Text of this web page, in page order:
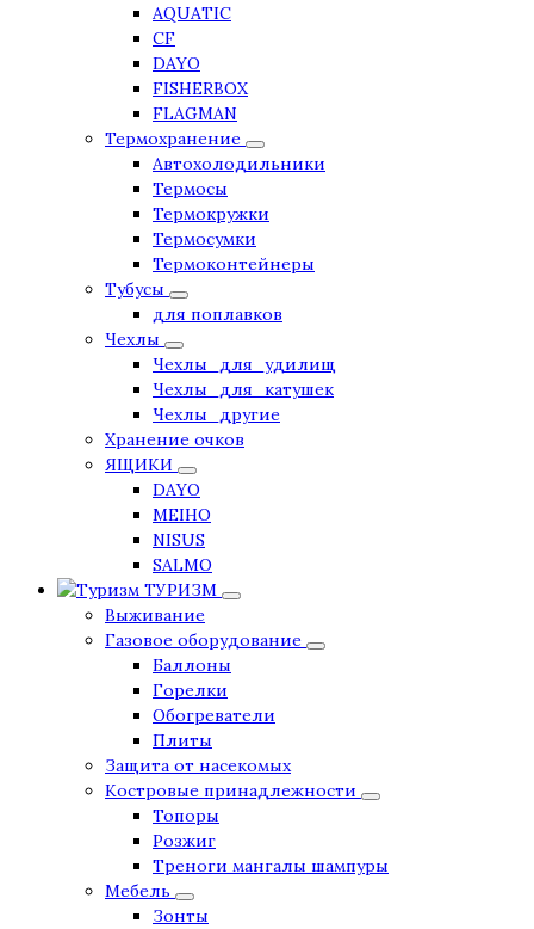
AQUATIC
CF
DAYO
FISHERBOX
FLAGMAN
Термохранение
Автохолодильники
Термосы
Термокружки
Термосумки
Термоконтейнеры
Тубусы
для поплавков
Чехлы
Чехлы_для_удилищ
Чехлы_для_катушек
Чехлы_другие
Хранение очков
ЯЩИКИ
DAYO
MEIHO
NISUS
SALMO
ТУРИЗМ
Выживание
Газовое оборудование
Баллоны
Горелки
Обогреватели
Плиты
Защита от насекомых
Костровые принадлежности
Топоры
Розжиг
Треноги мангалы шампуры
Мебель
Зонты